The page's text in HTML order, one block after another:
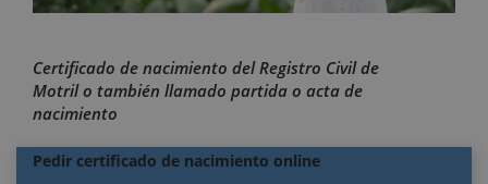
Certificado de nacimiento del Registro Civil de
Motril o también llamado partida o acta de
nacimiento
Pedir certificado de nacimiento online